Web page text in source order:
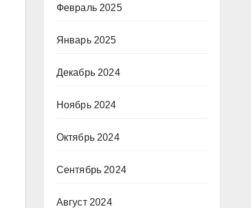
Февраль 2025
Январь 2025
Декабрь 2024
Ноябрь 2024
Октябрь 2024
Сентябрь 2024
Август 2024